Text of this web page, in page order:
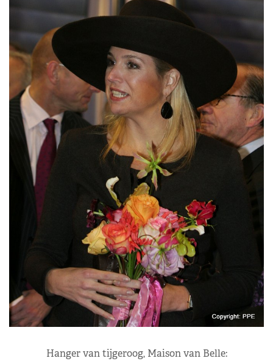
Hanger van tijgeroog, Maison van Belle: